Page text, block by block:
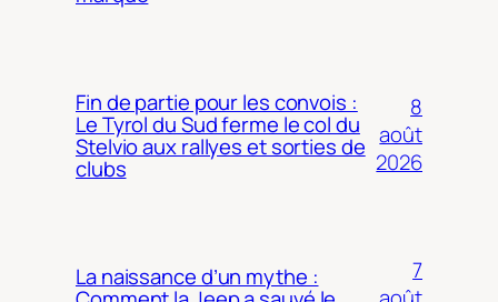
Fin de partie pour les convois :
Le Tyrol du Sud ferme le col du
Stelvio aux rallyes et sorties de
clubs
8
août
2026
La naissance d’un mythe :
7